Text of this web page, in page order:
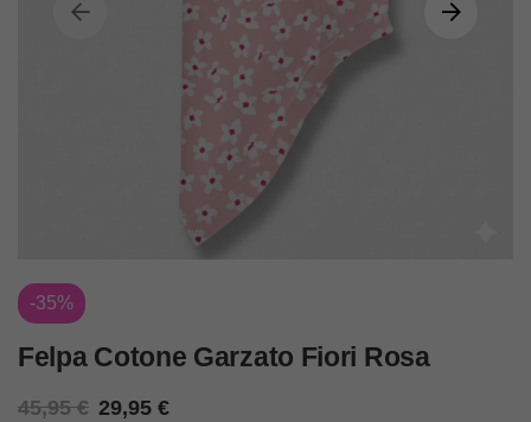
-35%
Felpa Cotone Garzato Fiori Rosa
45,95€ 29,95 €